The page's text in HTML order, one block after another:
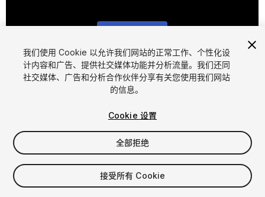
1/11
$4.99
增值税将在结算时计算
我们使用 Cookie 以允许我们网站的正常工作、个性化设
计内容和广告、提供社交媒体功能并分析流量。我们还同
社交媒体、广告和分析合作伙伴分享有关您使用我们网站
的信息。
Cookie 设置
全部拒绝
接受所有 Cookie